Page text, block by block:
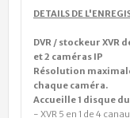
DETAILS DE
DVR / stockeur XVR
et 2 caméras IP
Résolution
chaque caméra.
Accueille 1 disque
- XVR 5 en 1 de 4